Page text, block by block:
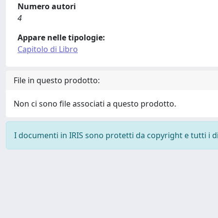
Numero autori
4
Appare nelle tipologie:
Capitolo di Libro
File in questo prodotto:
Non ci sono file associati a questo prodotto.
I documenti in IRIS sono protetti da copyright e tutti i